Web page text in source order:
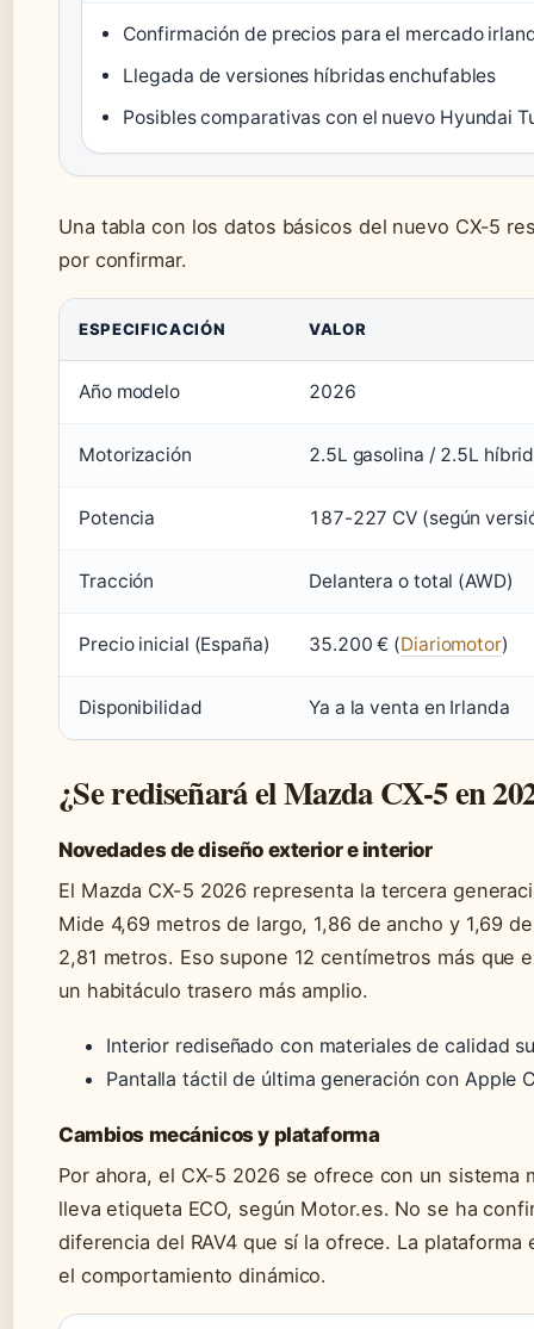
Confirmación de precios para el mercado
Llegada de versiones híbridas enchufables
Posibles comparativas con el nuevo Hyundai
Una tabla con los datos básicos del nuevo CX-5
por confirmar.
ESPECIFICACIÓN VALOR
Año modelo 2026
Motorización 2.5L gasolina / 2.5L
Potencia 187-227 CV (según
Tracción Delantera o total (AWD)
Precio inicial (España) 35.200 € (Diariomotor)
Disponibilidad Ya a la venta en Irlanda
¿Se rediseñará el Mazda CX-5 en
Novedades de diseño exterior e interior
El Mazda CX-5 2026 representa la tercera
Mide 4,69 metros de largo, 1,86 de ancho y 1,69
2,81 metros. Eso supone 12 centímetros más que
un habitáculo trasero más amplio.
Interior rediseñado con materiales de calidad
Pantalla táctil de última generación con Apple
Cambios mecánicos y plataforma
Por ahora, el CX-5 2026 se ofrece con un
lleva etiqueta ECO, según Motor.es. No se ha
diferencia del RAV4 que sí la ofrece. La
el comportamiento dinámico.